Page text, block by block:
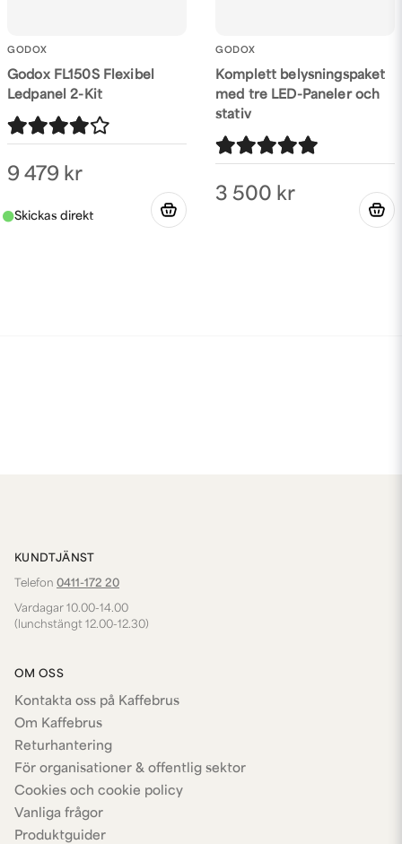
GODOX
Godox FL150S Flexibel
Ledpanel 2-Kit
9 479 kr
GODOX
Komplett belysningspaket
med tre LED-Paneler och
stativ
3 500 kr
KUNDTJÄNST
Telefon 0411-172 20
Vardagar 10.00-14.00
(lunchstängt 12.00-12.30)
OM OSS
Kontakta oss på Kaffebrus
Om Kaffebrus
Returhantering
För organisationer & offentlig sektor
Cookies och cookie policy
Vanliga frågor
Produktguider